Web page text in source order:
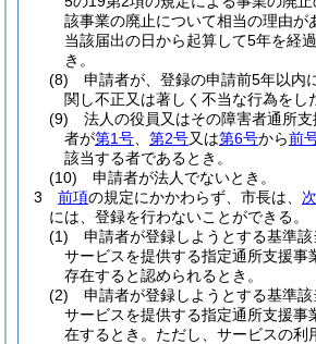
該事業の廃止について相当の理由が
当該届出の日から起算して5年を経
き。
(8)
申請者が、登録の申請前5年以内
関し不正又は著しく不当な行為をし
(9)
法人の役員又はその障害者通所
者が第1号 第2号又は第6号から前
該当する者であるとき。
(10)
申請者が法人でないとき。
3
前項の規定にかかわらず、市長は、
には、登録を行わないことができる。
(1)
申請者が登録しようとする基準
サービスを提供する指定通所支援事
存在すると認められるとき。
(2)
申請者が登録しようとする基準
サービスを提供する指定通所支援事
在するとき。 ただし、サービスの利